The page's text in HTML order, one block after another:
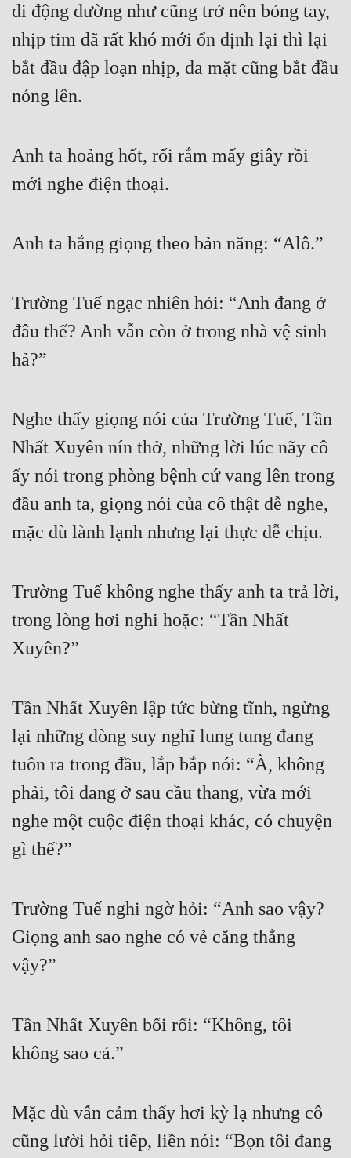
di động dường như cũng trở nên bỏng tay,
nhịp tim đã rất khó mới ổn định lại thì lại
bắt đầu đập loạn nhịp, da mặt cũng bắt đầu
nóng lên.
Anh ta hoảng hốt, rối rắm mấy giây rồi
mới nghe điện thoại.
Anh ta hắng giọng theo bản năng: “Alô.”
Trường Tuế ngạc nhiên hỏi: “Anh đang ở
đâu thế? Anh vẫn còn ở trong nhà vệ sinh
hả?”
Nghe thấy giọng nói của Trường Tuế, Tần
Nhất Xuyên nín thở, những lời lúc nãy cô
ấy nói trong phòng bệnh cứ vang lên trong
đầu anh ta, giọng nói của cô thật dễ nghe,
mặc dù lành lạnh nhưng lại thực dễ chịu.
Trường Tuế không nghe thấy anh ta trả lời,
trong lòng hơi nghi hoặc: “Tần Nhất
Xuyên?”
Tần Nhất Xuyên lập tức bừng tĩnh, ngừng
lại những dòng suy nghĩ lung tung đang
tuôn ra trong đầu, lắp bắp nói: “À, không
phải, tôi đang ở sau cầu thang, vừa mới
nghe một cuộc điện thoại khác, có chuyện
gì thế?”
Trường Tuế nghi ngờ hỏi: “Anh sao vậy?
Giọng anh sao nghe có vẻ căng thẳng
vậy?”
Tần Nhất Xuyên bối rối: “Không, tôi
không sao cả.”
Mặc dù vẫn cảm thấy hơi kỳ lạ nhưng cô
cũng lười hỏi tiếp, liền nói: “Bọn tôi đang